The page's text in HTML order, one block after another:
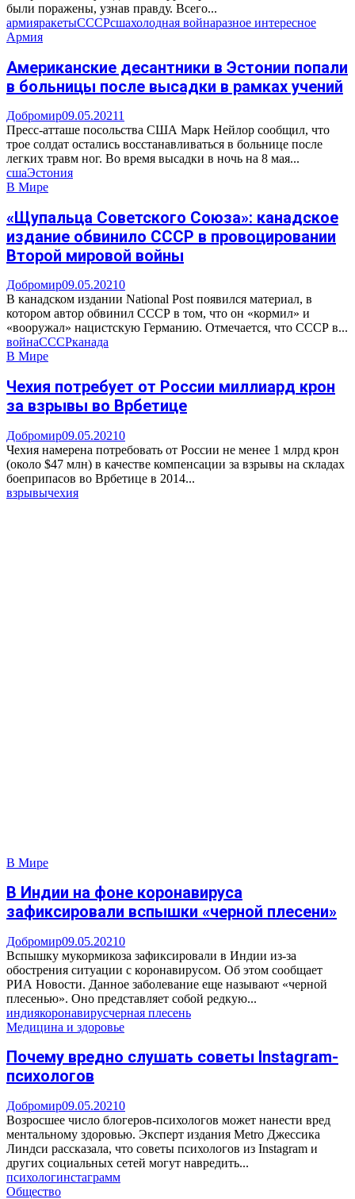
были поражены, узнав правду. Всего...
армияракетыСССРсшахолодная войнаразное интересное
Армия
Американские десантники в Эстонии попали
в больницы после высадки в рамках учений
Добромир09.05.20211
Пресс-атташе посольства США Марк Нейлор сообщил, что
трое солдат остались восстанавливаться в больнице после
легких травм ног. Во время высадки в ночь на 8 мая...
сшаЭстония
В Мире
«Щупальца Советского Союза»: канадское
издание обвинило СССР в провоцировании
Второй мировой войны
Добромир09.05.20210
В канадском издании National Post появился материал, в
котором автор обвинил СССР в том, что он «кормил» и
«вооружал» нацистскую Германию. Отмечается, что СССР в...
войнаСССРканада
В Мире
Чехия потребует от России миллиард крон
за взрывы во Врбетице
Добромир09.05.20210
Чехия намерена потребовать от России не менее 1 млрд крон
(около $47 млн) в качестве компенсации за взрывы на складах
боеприпасов во Врбетице в 2014...
взрывычехия
В Мире
В Индии на фоне коронавируса
зафиксировали вспышки «черной плесени»
Добромир09.05.20210
Вспышку мукормикоза зафиксировали в Индии из-за
обострения ситуации с коронавирусом. Об этом сообщает
РИА Новости. Данное заболевание еще называют «черной
плесенью». Оно представляет собой редкую...
индиякоронавирусчерная плесень
Медицина и здоровье
Почему вредно слушать советы Instagram-
психологов
Добромир09.05.20210
Возросшее число блогеров-психологов может нанести вред
ментальному здоровью. Эксперт издания Metro Джессика
Линдси рассказала, что советы психологов из Instagram и
других социальных сетей могут навредить...
психологинстаграмм
Общество